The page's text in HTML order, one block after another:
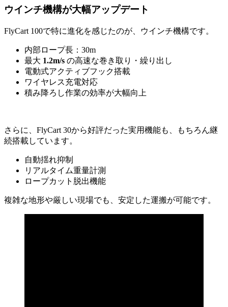
ウインチ機構が大幅アップデート
FlyCart 100で特に進化を感じたのが、ウインチ機構です。
内部ロープ長：30m
最大 1.2m/s の高速な巻き取り・繰り出し
電動式アクティブフック搭載
ワイヤレス充電対応
積み降ろし作業の効率が大幅向上
さらに、FlyCart 30から好評だった実用機能も、もちろん継
続搭載しています。
自動揺れ抑制
リアルタイム重量計測
ロープカット脱出機能
複雑な地形や厳しい現場でも、安定した運搬が可能です。